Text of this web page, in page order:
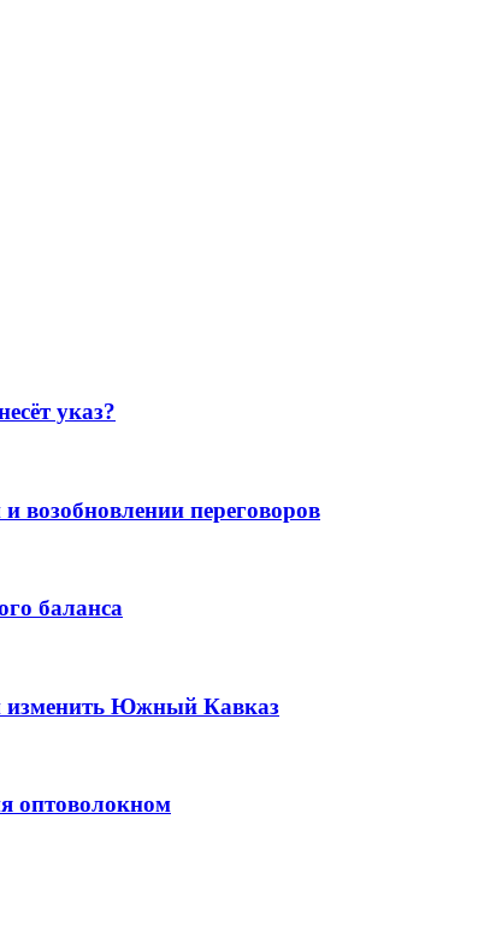
указ?
возобновлении переговоров
баланса
изменить Южный Кавказ
оптоволокном